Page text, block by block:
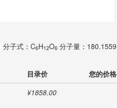
分子式：C6H12O6 分子量：180.1559
目录价 您的价格
¥1858.00